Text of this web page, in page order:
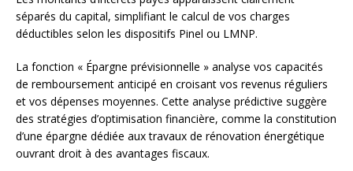
séparés du capital, simplifiant le calcul de vos charges
déductibles selon les dispositifs Pinel ou LMNP.
La fonction « Épargne prévisionnelle » analyse vos capacités
de remboursement anticipé en croisant vos revenus réguliers
et vos dépenses moyennes. Cette analyse prédictive suggère
des stratégies d’optimisation financière, comme la constitution
d’une épargne dédiée aux travaux de rénovation énergétique
ouvrant droit à des avantages fiscaux.